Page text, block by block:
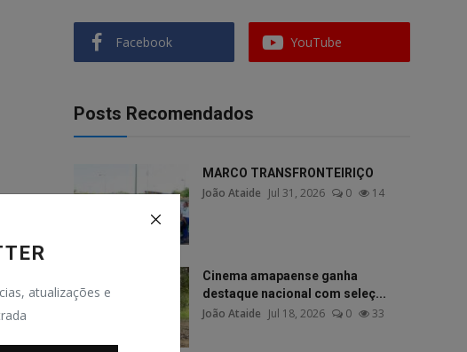
atualizações e
Facebook YouTube
Posts Recomendados
MARCO TRANSFRONTEIRIÇO
João Ataide Jul 31, 2026 0 14
Cinema amapaense ganha
destaque nacional com seleç...
João Ataide Jul 18, 2026 0 33